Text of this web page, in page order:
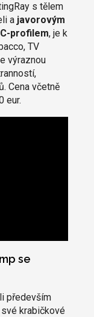
s tělem
a javorovým
profilem, je k
TV
výraznou
Cena včetně
eur.
se
především
krabičkové